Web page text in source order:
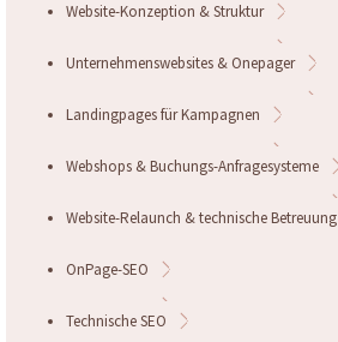
Website-Konzeption & Struktur
Unternehmenswebsites & Onepager
Landingpages für Kampagnen
Webshops & Buchungs-Anfragesysteme
Website-Relaunch & technische Betreuung
OnPage-SEO
Technische SEO